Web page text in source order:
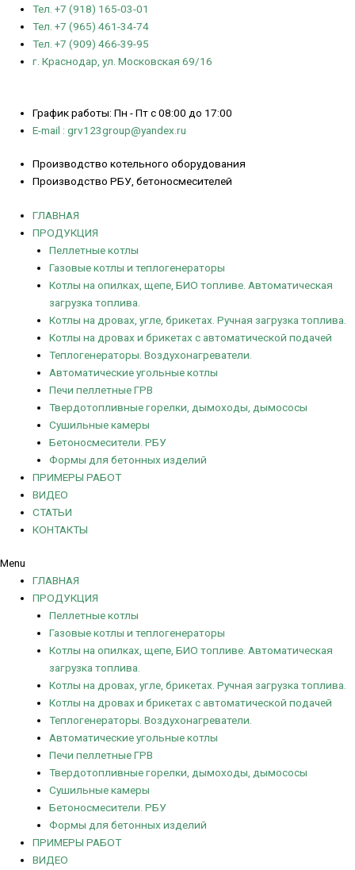
Тел. +7 (918) 165-03-01
Тел. +7 (965) 461-34-74
Тел. +7 (909) 466-39-95
г. Краснодар, ул. Московская 69/16
График работы: Пн - Пт с 08:00 до 17:00
E-mail : grv123group@yandex.ru
Производство котельного оборудования
Производство РБУ, бетоносмесителей
ГЛАВНАЯ
ПРОДУКЦИЯ
Пеллетные котлы
Газовые котлы и теплогенераторы
Котлы на опилках, щепе, БИО топливе. Автоматическая
загрузка топлива.
Котлы на дровах, угле, брикетах. Ручная загрузка топлива.
Котлы на дровах и брикетах с автоматической подачей
Теплогенераторы. Воздухонагреватели.
Автоматические угольные котлы
Печи пеллетные ГРВ
Твердотопливные горелки, дымоходы, дымососы
Сушильные камеры
Бетоносмесители. РБУ
Формы для бетонных изделий
ПРИМЕРЫ РАБОТ
ВИДЕО
СТАТЬИ
КОНТАКТЫ
Menu
ГЛАВНАЯ
ПРОДУКЦИЯ
Пеллетные котлы
Газовые котлы и теплогенераторы
Котлы на опилках, щепе, БИО топливе. Автоматическая
загрузка топлива.
Котлы на дровах, угле, брикетах. Ручная загрузка топлива.
Котлы на дровах и брикетах с автоматической подачей
Теплогенераторы. Воздухонагреватели.
Автоматические угольные котлы
Печи пеллетные ГРВ
Твердотопливные горелки, дымоходы, дымососы
Сушильные камеры
Бетоносмесители. РБУ
Формы для бетонных изделий
ПРИМЕРЫ РАБОТ
ВИДЕО